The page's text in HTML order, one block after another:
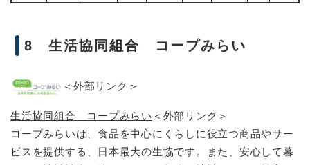
8 生活協同組合 コープみらい
＜外部リンク＞
生活協同組合 コープみらい ＜外部リンク＞
コープみらいは、食品を中心にくらしに役立つ商品やサー
ビスを提供する、日本最大の生協です。また、安心して暮